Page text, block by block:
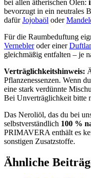
bei allen ätherischen Ölen:
bevorzugt in ein neutrales
dafürJojobaöl oder
Für die Raumbeduftung
Vernebleroder einer
gleichmäßig entfalten – je
Verträglichkeitshinweis:
Pflanzenessenzen. Wenn
eine stark verdünnte
Bei Unverträglichkeit bitte
Das Neroliöl, das du bei
selbstverständlich 100 %
PRIMAVERA enthält es
sonstigen Zusatzstoffe.
Ähnliche